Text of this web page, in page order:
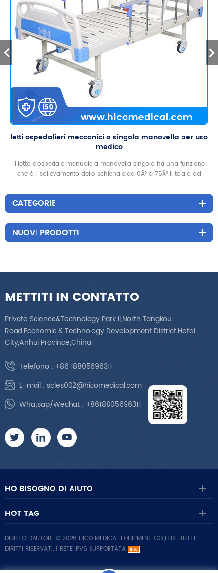
manovella per uso
ha una funzione
a 75Â°.il telaio del
letto d'ospedale piatto medico
semplice medico letto
CATEGORIE
NUOVI PRODOTTI
METTITI IN CONTATTO
Private Science&Technology Park II,North Tangkou
Road,Economic & Technology Development District,Hefei
City,Anhui Province,China
Telefono : +86 18805696311
E-mail : sales002@hicomedical.com
Whatsap/Wechat : +8618805696311
HO BISOGNO DI AIUTO
HOT TAG
DIRITTO DAUTORE © 2026 HICO MEDICAL EQUIPMENT CO.,LTD.. TUTTI I
DIRITTI RISERVATI. | RETE IPV6 SUPPORTATA